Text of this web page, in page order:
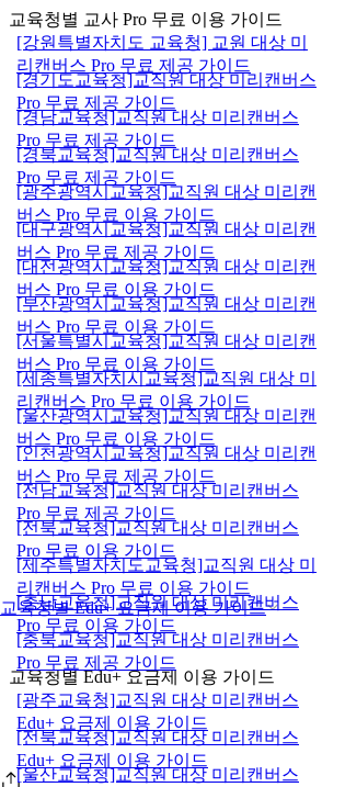
교육청별 Edu+ 요금제 이용 가이드
교육청별 교사 Pro 무료 이용 가이드
[강원특별자치도 교육청] 교원 대상 미
리캔버스 Pro 무료 제공 가이드
[경기도교육청]교직원 대상 미리캔버스
Pro 무료 제공 가이드
[경남교육청]교직원 대상 미리캔버스
Pro 무료 제공 가이드
[경북교육청]교직원 대상 미리캔버스
Pro 무료 제공 가이드
[광주광역시교육청]교직원 대상 미리캔
버스 Pro 무료 이용 가이드
[대구광역시교육청]교직원 대상 미리캔
버스 Pro 무료 제공 가이드
[대전광역시교육청]교직원 대상 미리캔
버스 Pro 무료 이용 가이드
[부산광역시교육청]교직원 대상 미리캔
버스 Pro 무료 이용 가이드
[서울특별시교육청]교직원 대상 미리캔
버스 Pro 무료 이용 가이드
[세종특별자치시교육청]교직원 대상 미
리캔버스 Pro 무료 이용 가이드
[울산광역시교육청]교직원 대상 미리캔
버스 Pro 무료 이용 가이드
[인천광역시교육청]교직원 대상 미리캔
버스 Pro 무료 제공 가이드
[전남교육청]교직원 대상 미리캔버스
Pro 무료 제공 가이드
[전북교육청]교직원 대상 미리캔버스
Pro 무료 이용 가이드
[제주특별자치도교육청]교직원 대상 미
리캔버스 Pro 무료 이용 가이드
[충남교육청]교직원 대상 미리캔버스
Pro 무료 이용 가이드
[충북교육청]교직원 대상 미리캔버스
Pro 무료 제공 가이드
교육청별 Edu+ 요금제 이용 가이드
[광주교육청]교직원 대상 미리캔버스
Edu+ 요금제 이용 가이드
[전북교육청]교직원 대상 미리캔버스
Edu+ 요금제 이용 가이드
[울산교육청]교직원 대상 미리캔버스